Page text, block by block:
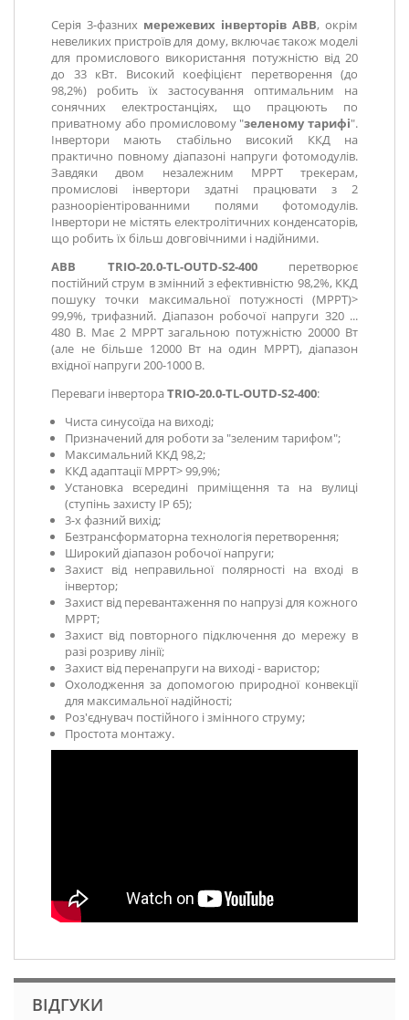
Серія 3-фазних мережевих інверторів ABB, окрім
невеликих пристроїв для дому, включає також моделі
для промислового використання потужністю від 20
до 33 кВт. Високий коефіцієнт перетворення (до
98,2%) робить їх застосування оптимальним на
сонячних електростанціях, що працюють по
приватному або промисловому "зеленому тарифі".
Інвертори мають стабільно високий ККД на
практично повному діапазоні напруги фотомодулів.
Завдяки двом незалежним MPPT трекерам,
промислові інвертори здатні працювати з 2
разнооріентірованними полями фотомодулів.
Інвертори не містять електролітичних конденсаторів,
що робить їх більш довговічними і надійними.
ABB TRIO-20.0-TL-OUTD-S2-400перетворює
постійний струм в змінний з ефективністю 98,2%, ККД
пошуку точки максимальної потужності (MPPT)>
99,9%, трифазний. Діапазон робочої напруги 320 ...
480 В. Має 2 MPPT загальною потужністю 20000 Вт
(але не більше 12000 Вт на один МРРТ), діапазон
вхідної напруги 200-1000 В.
Переваги інвертораTRIO-20.0-TL-OUTD-S2-400:
Чиста синусоїда на виході;
Призначений для роботи за "зеленим тарифом";
Максимальний ККД 98,2;
ККД адаптації MPPТ> 99,9%;
Установка всередині приміщення та на вулиці
(ступінь захисту IP 65);
3-х фазний вихід;
Безтрансформаторна технологія перетворення;
Широкий діапазон робочої напруги;
Захист від неправильної полярності на вході в
інвертор;
Захист від перевантаження по напрузі для кожного
MPPT;
Захист від повторного підключення до мережу в
разі розриву лінії;
Захист від перенапруги на виході - варистор;
Охолодження за допомогою природної конвекції
для максимальної надійності;
Роз'єднувач постійного і змінного струму;
Простота монтажу.
ВІДГУКИ